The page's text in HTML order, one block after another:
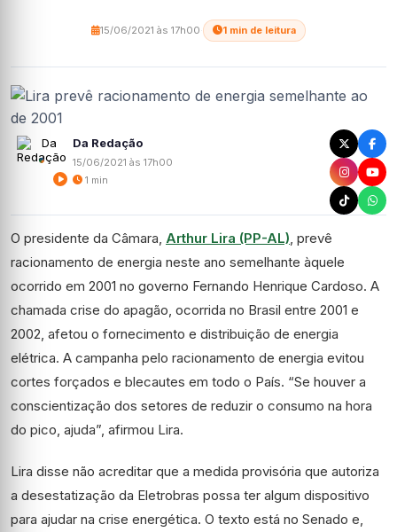
15/06/2021 às 17h00 1 min de leitura
Da Redação
15/06/2021 às 17h00
1 min
O presidente da Câmara, Arthur Lira (PP-AL), prevê
racionamento de energia neste ano semelhante àquele
ocorrido em 2001 no governo Fernando Henrique Cardoso. A
chamada crise do apagão, ocorrida no Brasil entre 2001 e
2002, afetou o fornecimento e distribuição de energia
elétrica. A campanha pelo racionamento de energia evitou
cortes forçados e blecautes em todo o País. “Se houver a
conscientização dos setores de reduzir o consumo na hora
do pico, ajuda”, afirmou Lira.
Lira disse não acreditar que a medida provisória que autoriza
a desestatização da Eletrobras possa ter algum dispositivo
para ajudar na crise energética. O texto está no Senado e,